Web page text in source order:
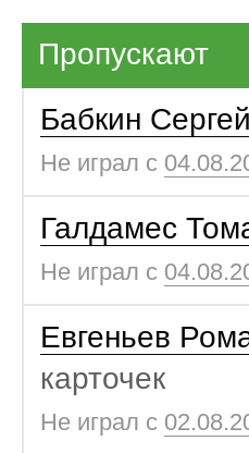
Пропускают
Бабкин Сергей
Не играл с
Галдамес
Не играл с
Евгеньев
карточек
Не играл с